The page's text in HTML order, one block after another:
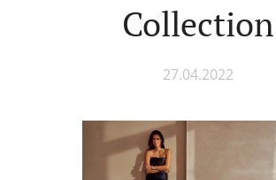
Collection
27.04.2022